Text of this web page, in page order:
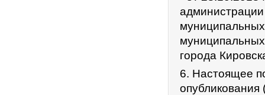
города
6. Настоящее
опубликования